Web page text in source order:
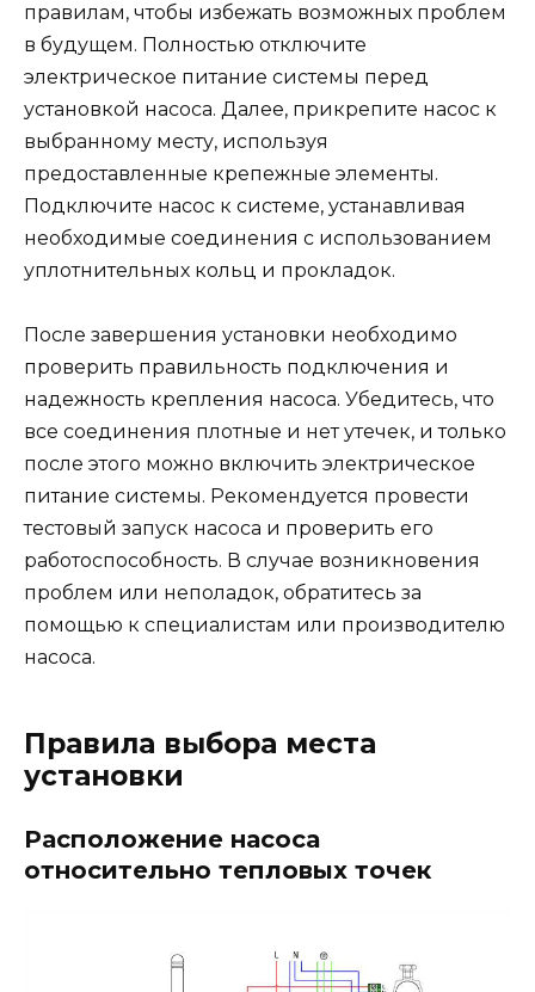
правилам, чтобы избежать возможных проблем
в будущем. Полностью отключите
электрическое питание системы перед
установкой насоса. Далее, прикрепите насос к
выбранному месту, используя
предоставленные крепежные элементы.
Подключите насос к системе, устанавливая
необходимые соединения с использованием
уплотнительных кольц и прокладок.
После завершения установки необходимо
проверить правильность подключения и
надежность крепления насоса. Убедитесь, что
все соединения плотные и нет утечек, и только
после этого можно включить электрическое
питание системы. Рекомендуется провести
тестовый запуск насоса и проверить его
работоспособность. В случае возникновения
проблем или неполадок, обратитесь за
помощью к специалистам или производителю
насоса.
Правила выбора места
установки
Расположение насоса
относительно тепловых точек